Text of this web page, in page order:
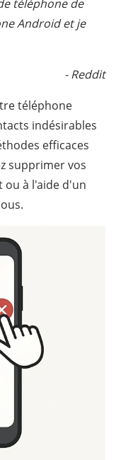
téléphone de
Android et je
- Reddit
téléphone
indésirables
efficaces
supprimer vos
ou à l'aide d'un